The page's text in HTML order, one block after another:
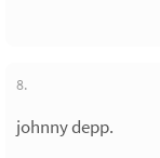
8.
johnny depp.